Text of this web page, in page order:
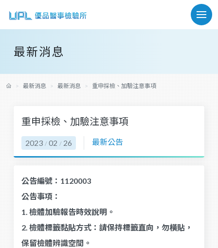
最新消息
最新消息 最新消息 重申採檢、加驗注意事項
重申採檢、加驗注意事項
2023 / 02 / 26 最新公告
公告編號：1120003
公告事項：
1. 檢體加驗報告時效說明。
2. 檢體標籤黏貼方式：請保持標籤直向，勿橫貼，
保留檢體辨識空間。